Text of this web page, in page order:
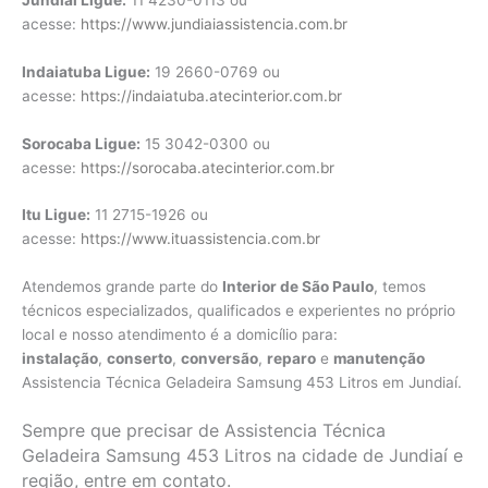
acesse: https://www.jundiaiassistencia.com.br
Indaiatuba Ligue: 19 2660-0769 ou
acesse: https://indaiatuba.atecinterior.com.br
Sorocaba Ligue: 15 3042-0300 ou
acesse: https://sorocaba.atecinterior.com.br
Itu Ligue: 11 2715-1926 ou
acesse: https://www.ituassistencia.com.br
Atendemos grande parte do Interior de São Paulo, temos
técnicos especializados, qualificados e experientes no próprio
local e nosso atendimento é a domicílio para:
instalação, conserto, conversão, reparo e manutenção
Assistencia Técnica Geladeira Samsung 453 Litros em Jundiaí.
Sempre que precisar de Assistencia Técnica
Geladeira Samsung 453 Litros na cidade de Jundiaí e
região, entre em contato.